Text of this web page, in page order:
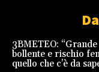
3BMETEO:
bollente e rischio
quello che c’è da